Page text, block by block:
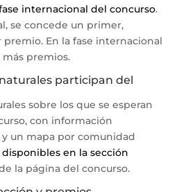
internacional del concurso.
se concede un primer,
En la fase internacional
premios.
participan del
sobre los que se esperan
con información
un mapa por comunidad
disponibles en la sección
la página del concurso.